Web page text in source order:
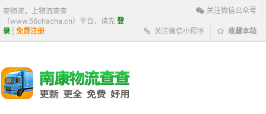
查物流，上物流查查
（www.56chacha.cn）平台，请先 登
录
免费注册
关注微信公众号
关注微信小程序 收藏本站